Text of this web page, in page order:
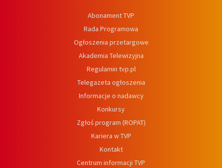
Abonament TVP
Rada Programowa
Ogłoszenia przetargowe
Akademia Telewizyjna
Regulamin tvp.pl
Telegazeta ogłoszenia
Informacje o nadawcy
Konkursy
Zgłoś program (ROPAT)
Kariera w TVP
Kontakt
Centrum informacji TVP